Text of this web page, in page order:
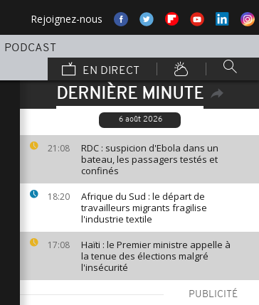
Rejoignez-nous
PODCAST
EN DIRECT
DERNIÈRE MINUTE
6 août 2026
21:08
RDC : suspicion d'Ebola dans un
bateau, les passagers testés et
confinés
18:20
Afrique du Sud : le départ de
travailleurs migrants fragilise
l'industrie textile
17:08
Haïti : le Premier ministre appelle à
la tenue des élections malgré
l'insécurité
PUBLICITÉ